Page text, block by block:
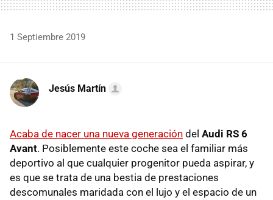
1 Septiembre 2019
Jesús Martín
Acaba de nacer una nueva generación del Audi RS 6
Avant. Posiblemente este coche sea el familiar más
deportivo al que cualquier progenitor pueda aspirar, y
es que se trata de una bestia de prestaciones
descomunales maridada con el lujo y el espacio de un